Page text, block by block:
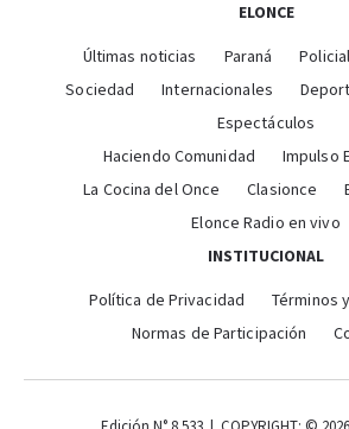
ELONCE
Últimas noticias Paraná
Sociedad
Internacionales
Espectáculos
Haciendo Comunidad
Impulso
La Cocina del Once
Clasionce
Elonce Radio en vivo
INSTITUCIONAL
Política de Privacidad
Términos
Normas de Participación